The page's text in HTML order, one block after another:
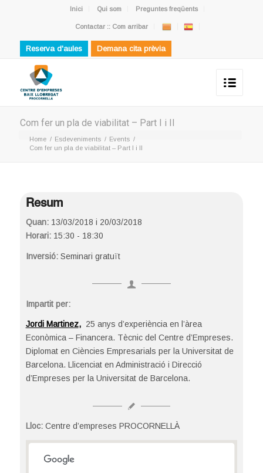
Inici Qui som Preguntes freqüents
Contactar :: Com arribar
Reserva d'aules Demana cita prèvia
Com fer un pla de viabilitat – Part I i II
Home / Esdeveniments / Events /
Com fer un pla de viabilitat – Part I i II
Resum
Quan:13/03/2018 i 20/03/2018
Horari:15:30 - 18:30
Inversió: Seminari gratuït
Impartit per:
Jordi Martinez, 25 anys d’experiència en l’àrea
Econòmica – Financera. Tècnic del Centre d’Empreses.
Diplomat en Ciències Empresarials per la Universitat de
Barcelona. Llicenciat en Administració i Direcció
d’Empreses per la Universitat de Barcelona.
Lloc:Centre d’empreses PROCORNELLÀ